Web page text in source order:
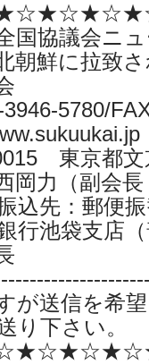
国協議会ニ
朝鮮に拉致
5780/
東京都
岡力（副会
込先：郵便
行池袋支店
が送信を希
り下さい。